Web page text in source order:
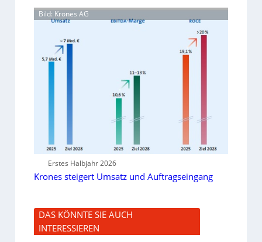
Bild: Krones AG
Erstes Halbjahr 2026
Krones steigert Umsatz und Auftragseingang
DAS KÖNNTE SIE AUCH
INTERESSIEREN